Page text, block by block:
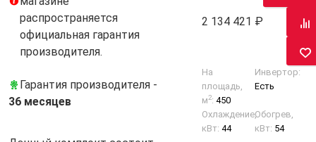
распространяется
официальная гарантия
производителя.
Гарантия производителя -
36 месяцев
2 134 421
На
площадь,
м2:450
Инвертор:
Есть
Охлаждение,
кВт:44
Обогрев,
кВт: 54